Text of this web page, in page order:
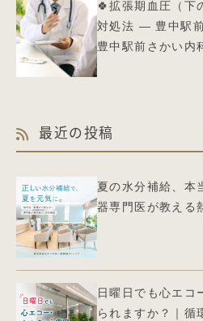
🍀拡張期血圧（下
対処法 ― 豊中駅前
豊中駅前さかい
最近の投稿
夏の水分補給、本
器専門医が教える
日曜日でも心エコ
られますか？｜循